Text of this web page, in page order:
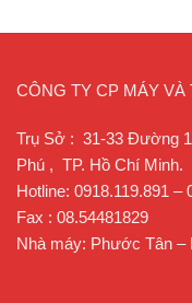
CÔNG TY CP MÁY VÀ
Trụ Sở : 31-33 Đường
Phú , TP. Hồ Chí Minh.
Hotline: 0918.119.891 –
Fax : 08.54481829
Nhà máy: Phước Tân –